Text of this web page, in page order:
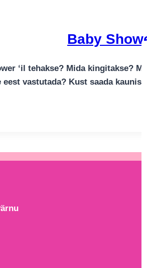
Baby
‘il tehakse? Mida kingitakse?
eest vastutada? Kust saada